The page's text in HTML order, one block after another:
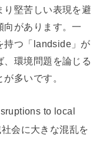
り堅苦しい表現を避
向があります。一
持つ「landside」が
環境問題を論じる
多いです。
to local
会に大きな混乱を